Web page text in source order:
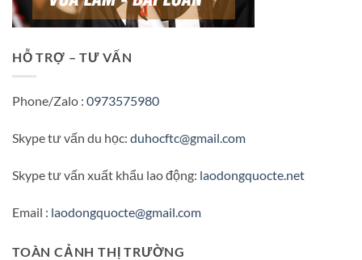
HỖ TRỢ – TƯ VẤN
Phone/Zalo : 0973575980
Skype tư vấn du học: duhocftc@gmail.com
Skype tư vấn xuất khẩu lao động: laodongquocte.net
Email : laodongquocte@gmail.com
TOÀN CẢNH THỊ TRƯỜNG